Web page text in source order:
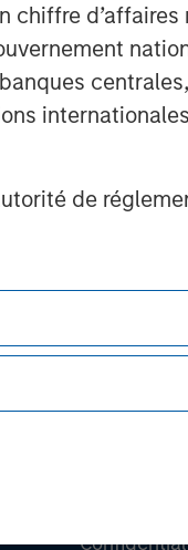
chiffre
de